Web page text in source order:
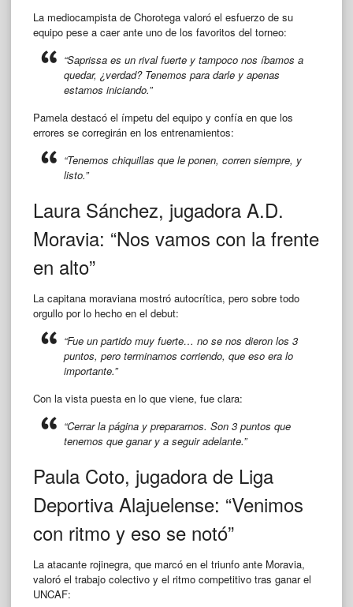
La mediocampista de Chorotega valoró el esfuerzo de su
equipo pese a caer ante uno de los favoritos del torneo:
“Saprissa es un rival fuerte y tampoco nos íbamos a
quedar, ¿verdad? Tenemos para darle y apenas
estamos iniciando.”
Pamela destacó el ímpetu del equipo y confía en que los
errores se corregirán en los entrenamientos:
“Tenemos chiquillas que le ponen, corren siempre, y
listo.”
Laura Sánchez, jugadora A.D.
Moravia: “Nos vamos con la frente
en alto”
La capitana moraviana mostró autocrítica, pero sobre todo
orgullo por lo hecho en el debut:
“Fue un partido muy fuerte… no se nos dieron los 3
puntos, pero terminamos corriendo, que eso era lo
importante.”
Con la vista puesta en lo que viene, fue clara:
“Cerrar la página y prepararnos. Son 3 puntos que
tenemos que ganar y a seguir adelante.”
Paula Coto, jugadora de Liga
Deportiva Alajuelense: “Venimos
con ritmo y eso se notó”
La atacante rojinegra, que marcó en el triunfo ante Moravia,
valoró el trabajo colectivo y el ritmo competitivo tras ganar el
UNCAF: